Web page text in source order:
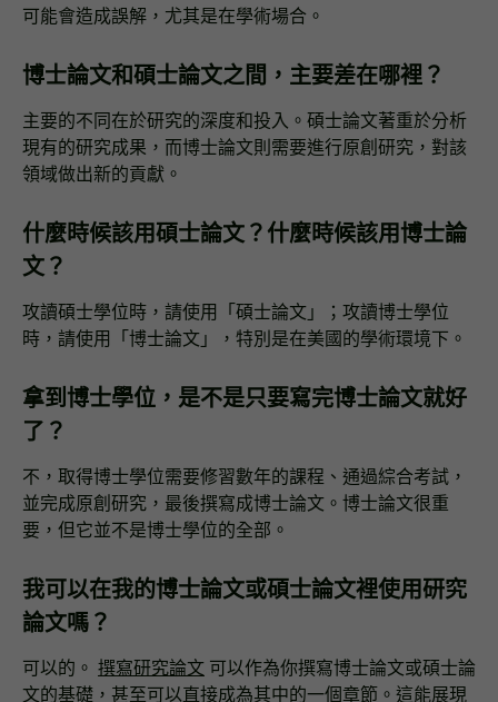
可能會造成誤解，尤其是在學術場合。
博士論文和碩士論文之間，主要差在哪裡？
主要的不同在於研究的深度和投入。碩士論文著重於分析
現有的研究成果，而博士論文則需要進行原創研究，對該
領域做出新的貢獻。
什麼時候該用碩士論文？什麼時候該用博士論
文？
攻讀碩士學位時，請使用「碩士論文」；攻讀博士學位
時，請使用「博士論文」，特別是在美國的學術環境下。
拿到博士學位，是不是只要寫完博士論文就好
了？
不，取得博士學位需要修習數年的課程、通過綜合考試，
並完成原創研究，最後撰寫成博士論文。博士論文很重
要，但它並不是博士學位的全部。
我可以在我的博士論文或碩士論文裡使用研究
論文嗎？
可以的。 撰寫研究論文 可以作為你撰寫博士論文或碩士論
文的基礎，甚至可以直接成為其中的一個章節。這能展現